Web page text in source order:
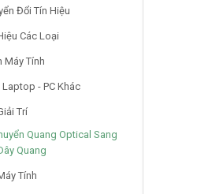
Đổi Tín Hiệu
Các Loại
Máy Tính
Laptop - PC Khác
Trí
Quang Optical Sang
Quang
Tính